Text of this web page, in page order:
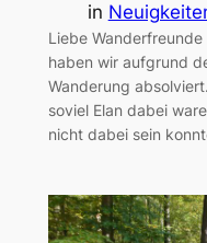
in
Liebe Wanderfreunde
haben wir aufgrund
Wanderung
soviel Elan dabei
nicht dabei sein